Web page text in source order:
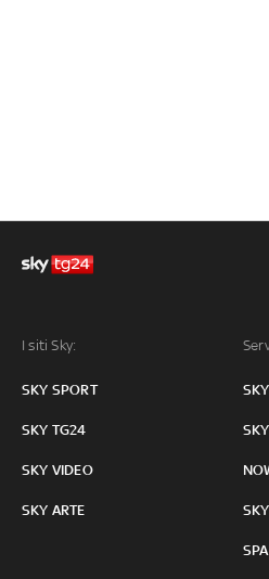
I siti Sky:
SKY SPORT
SKY TG24
SKY VIDEO
SKY ARTE